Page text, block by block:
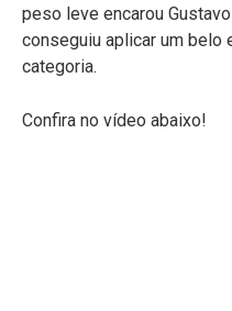
peso leve encarou
conseguiu aplicar um belo
categoria.
Confira no vídeo abaixo!